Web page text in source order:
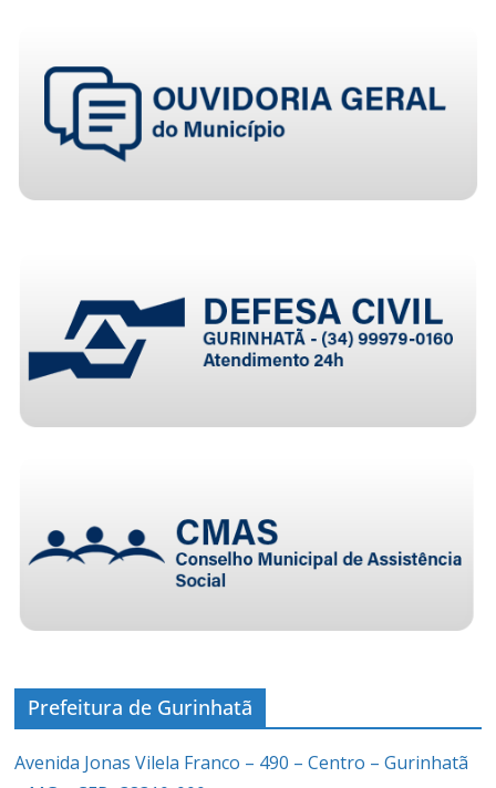
Prefeitura de Gurinhatã
Avenida Jonas Vilela Franco – 490 – Centro – Gurinhatã